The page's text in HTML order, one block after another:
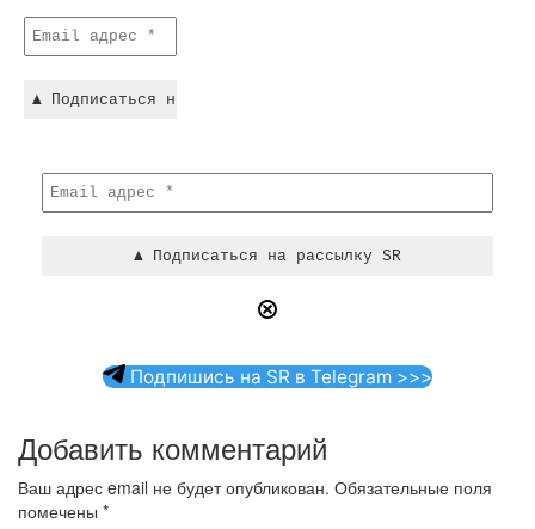
Подпишись на SR в Telegram >>>
Добавить комментарий
Ваш адрес email не будет опубликован. Обязательные поля
помечены *